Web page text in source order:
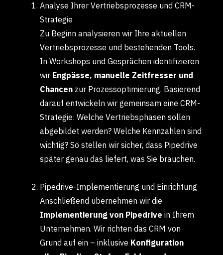
Analyse Ihrer Vertriebsprozesse und CRM-
Strategie
Zu Beginn analysieren wir Ihre aktuellen
Vertriebsprozesse und bestehenden Tools.
In Workshops und Gesprächen identifizieren
wir Engpässe, manuelle Zeitfresser und
Chancen zur Prozessoptimierung. Basierend
darauf entwickeln wir gemeinsam eine CRM-
Strategie: Welche Vertriebsphasen sollen
abgebildet werden? Welche Kennzahlen sind
wichtig? So stellen wir sicher, dass Pipedrive
später genau das liefert, was Sie brauchen.
Pipedrive-Implementierung und Einrichtung
Anschließend übernehmen wir die
Implementierung von Pipedrive in Ihrem
Unternehmen. Wir richten das CRM von
Grund auf ein – inklusive Konfiguration